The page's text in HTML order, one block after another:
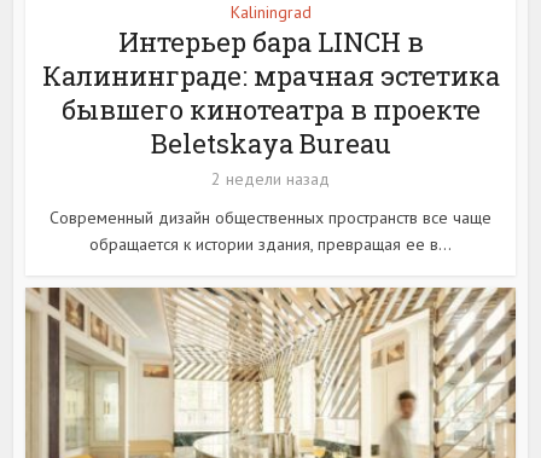
Kaliningrad
Интерьер бара LINCH в
Калининграде: мрачная эстетика
бывшего кинотеатра в проекте
Beletskaya Bureau
2 недели назад
Современный дизайн общественных пространств все чаще
обращается к истории здания, превращая ее в...